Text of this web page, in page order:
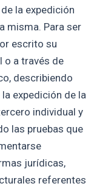
la expedición
misma. Para ser
escrito su
o a través de
describiendo
expedición de la
individual y
las pruebas que
jurídicas,
referentes